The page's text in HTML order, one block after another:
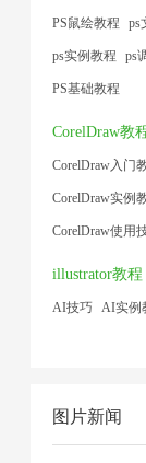
PS鼠绘教程 ps
ps实例教程 ps
PS基础教程
CorelDraw教
CorelDraw入门
CorelDraw实例
CorelDraw使用
illustrator教程
AI技巧 AI实例
图片新闻